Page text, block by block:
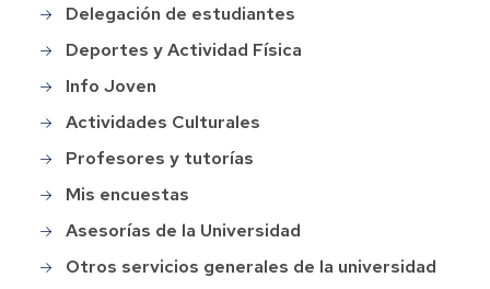
Delegación de estudiantes
Deportes y Actividad Física
Info Joven
Actividades Culturales
Profesores y tutorías
Mis encuestas
Asesorías de la Universidad
Otros servicios generales de la universidad